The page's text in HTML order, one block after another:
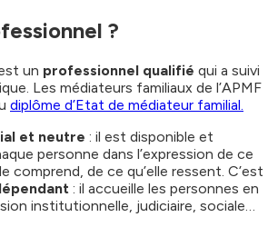
?
un professionnel qualifié qui a suivi
Les médiateurs familiaux de l’APMF
diplôme d’Etat de médiateur familial.
et neutre : il est disponible et
personne dans l’expression de ce
comprend, de ce qu’elle ressent. C’est
: il accueille les personnes en
institutionnelle, judiciaire, sociale…